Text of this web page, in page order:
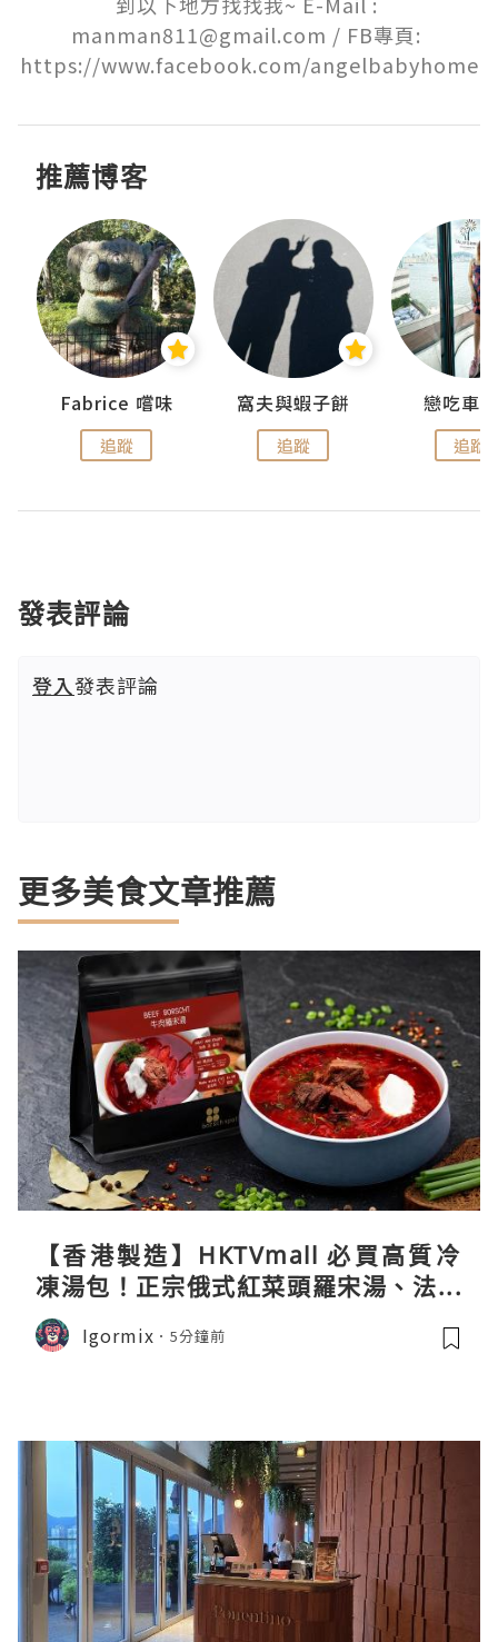
manman811@gmail.com / FB專頁:
https://www.facebook.com/angelbabyhome
推薦博客
Fabrice 嚐味
追蹤
窩夫與蝦子餅
追蹤
戀吃車
追蹤
發表評論
登入發表評論
更多美食文章推薦
【香港製造】HKTVmall 必買高質冷
凍湯包！正宗俄式紅菜頭羅宋湯、法式
龍蝦濃湯與生酮膠原蛋白骨頭湯全攻略
Igormix 5分鐘前